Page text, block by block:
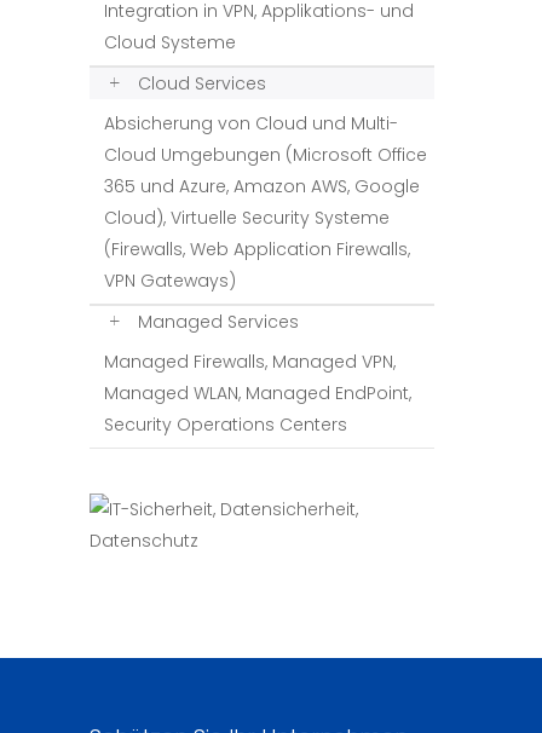
Integration in VPN, Applikations- und
Cloud Systeme
Cloud Services
Absicherung von Cloud und Multi-
Cloud Umgebungen (Microsoft Office
365 und Azure, Amazon AWS, Google
Cloud), Virtuelle Security Systeme
(Firewalls, Web Application Firewalls,
VPN Gateways)
Managed Services
Managed Firewalls, Managed VPN,
Managed WLAN, Managed EndPoint,
Security Operations Centers